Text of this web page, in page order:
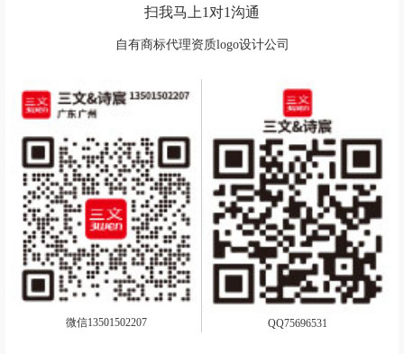
扫我马上1对1沟通
自有商标代理资质logo设计公司
微信13501502207 QQ75696531